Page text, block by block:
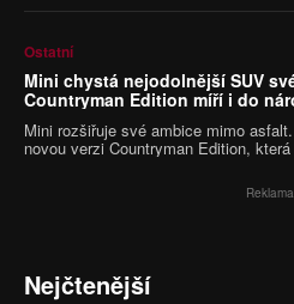
S příplatkovým kompresorem
Ostatní
Mini chystá nejodolnější SUV
Countryman Edition míří i do
Mini rozšiřuje své ambice mimo
novou verzi Countryman Edition,
zkoušky ve Skalnatých horách a po
test v prestižní off-roadové soutěžiReklama
Nejčtenější